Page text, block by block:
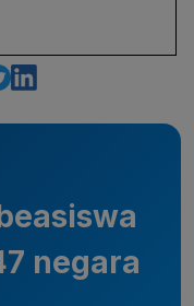
negara